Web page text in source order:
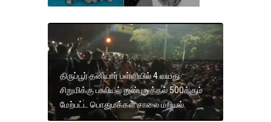
திருப்பூர் தனியார் பள்ளியில் 4 வயது
சிறுமிக்கு பாலியல் துன்புறுத்தல் 500க்கும்
மேற்பட்ட பொதுமக்கள் சாலை மறியல்.